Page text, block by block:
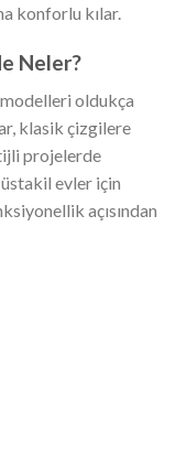
konforlu kılar.
Neler?
oldukça
klasik çizgilere
projelerde
evler için
açısından